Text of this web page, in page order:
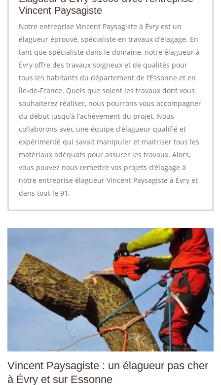
Vincent Paysagiste
Notre entreprise Vincent Paysagiste à Évry est un
élagueur éprouvé, spécialiste en travaux d’élagage. En
tant que spécialiste dans le domaine, notre élagueur à
Évry offre des travaux soigneux et de qualités pour
tous les habitants du département de l’Essonne et en
Île-de-France. Quels que soient les travaux dont vous
souhaiterez réaliser, nous pourrons vous accompagner
du début jusqu’à l’achèvement du projet. Nous
collaborons avec une équipe d’élagueur qualifié et
expérimenté qui savait manipuler et maitriser tous les
matériaux adéquats pour assurer les travaux. Alors,
vous pouvez nous remettre vos projets d’élagage à
notre entreprise élagueur Vincent Paysagiste à Évry et
dans tout le 91.
Vincent Paysagiste : un élagueur pas cher
à Évry et sur Essonne